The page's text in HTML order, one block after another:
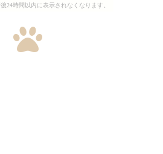
24時間以内に表示されなくなります。